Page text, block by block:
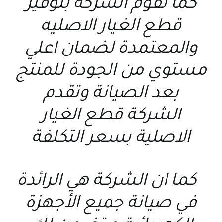
كما تقوم الشركة بتوفير
قطع الغيار الاصليه
والمعتمدة لضمان اعلي
مستوي من الجودة للمنتج
بعد الصيانة وتقدم
الشركة قطع الغيار
الاصلية بسعر التكلفة
كما ان الشركة هي الرائدة
في صيانة جميع الأجهزة